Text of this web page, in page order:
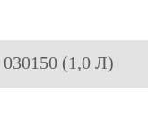
(1,0 Л)